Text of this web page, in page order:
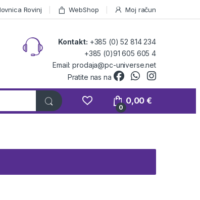
Rovinj WebShop Moj račun
Kontakt: +385 (0) 52 814 234
+385 (0)91 605 605 4
Email: prodaja@pc-universe.net
Pratite nas na
0
0,00€